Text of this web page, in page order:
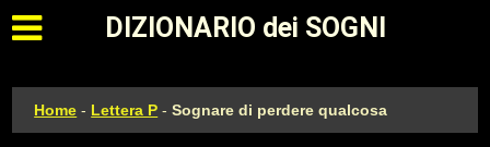
Apri il menu principale
DIZIONARIO dei SOGNI
Home - Lettera P -Sognare di perdere qualcosa